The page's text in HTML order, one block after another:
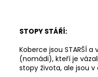
STOPY STÁŘÍ:
Koberce jsou STARŠÍ
(nomádi), kteří je
stopy života, ale jsou